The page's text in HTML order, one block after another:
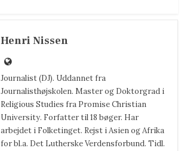
Henri Nissen
Journalist (DJ). Uddannet fra
Journalisthøjskolen. Master og Doktorgrad i
Religious Studies fra Promise Christian
University. Forfatter til 18 bøger. Har
arbejdet i Folketinget. Rejst i Asien og Afrika
for bl.a. Det Lutherske Verdensforbund. Tidl.